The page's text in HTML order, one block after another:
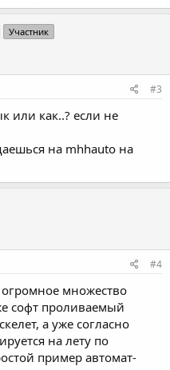
Участник
#3
или как..? если не
на mhhauto на
#4
множество
софт проливаемый
а уже согласно
на лету по
пример автомат-